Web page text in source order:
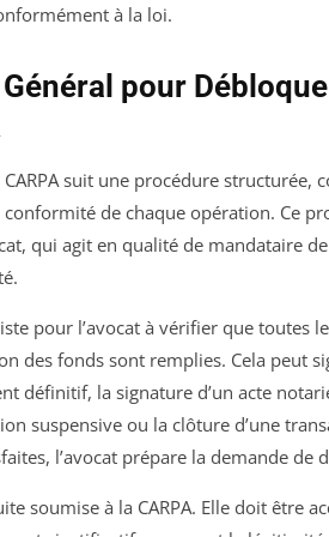
à la loi.
pour
suit une procédure structurée,
de chaque opération. Ce
qui agit en qualité de mandataire
pour l’avocat à vérifier que toutes
des fonds sont remplies. Cela peut
définitif, la signature d’un acte
suspensive ou la clôture d’une
l’avocat prépare la demande de
soumise à la CARPA. Elle doit être